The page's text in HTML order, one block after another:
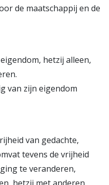
de maatschappij en de
hetzij alleen,
van zijn eigendom
van gedachte,
tevens de vrijheid
te veranderen,